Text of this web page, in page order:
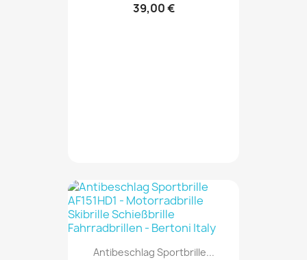
39,00 €
Antibeschlag Sportbrille...